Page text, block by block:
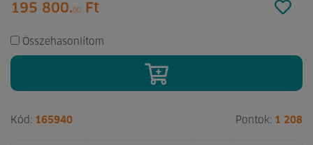
195 800.00 Ft
Összehasonlítom
Kód: 165940 Pontok: 1 208